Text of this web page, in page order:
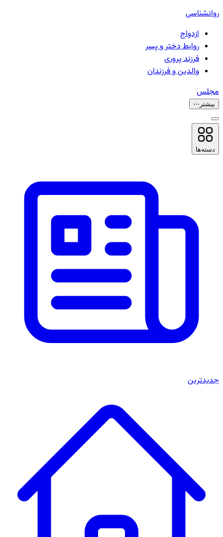
روانشناسی
ازدواج
روابط دختر و پسر
فرزند پروری
والدین و فرزندان
مجلس
بیشتر ⋯
دسته‌ها
جدیدترین